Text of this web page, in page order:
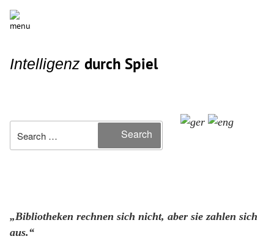
„Bibliotheken rechnen sich nicht, aber sie zahlen sich
aus.“
Intelligenz durch Spiel
Search
Search